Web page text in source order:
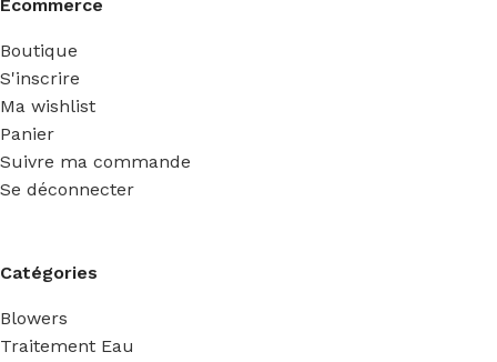
Ecommerce
Boutique
S'inscrire
Ma wishlist
Panier
Suivre ma commande
Se déconnecter
Catégories
Blowers
Traitement Eau